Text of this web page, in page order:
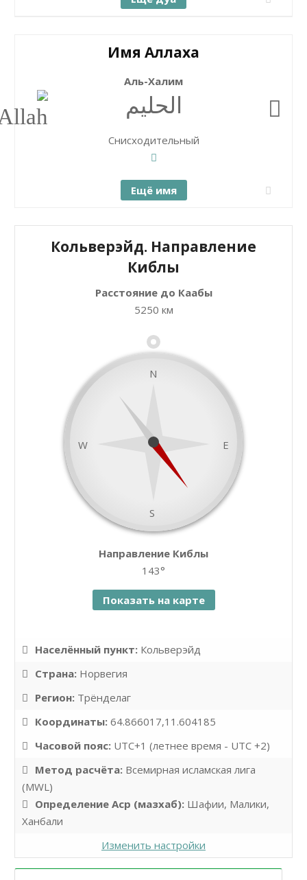
Имя Аллаха
Аль-Халим
الحليم
Снисходительный
Ещё имя
Кольверэйд. Направление
Киблы
Расстояние до Каабы
5250 км
N
E
W
S
Направление Киблы
143°
Показать на карте
Leaflet| ©OpenStreetMap
Населённый пункт: Кольверэйд
Страна: Норвегия
Регион: Трёнделаг
Координаты: 64.866017,11.604185
Часовой пояс: UTC+1 (летнее время - UTC +2)
Метод расчёта: Всемирная исламская лига
(MWL)
Определение Аср (мазхаб): Шафии, Малики,
Ханбали
Изменить настройки